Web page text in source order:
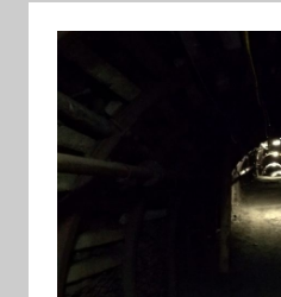
z
i